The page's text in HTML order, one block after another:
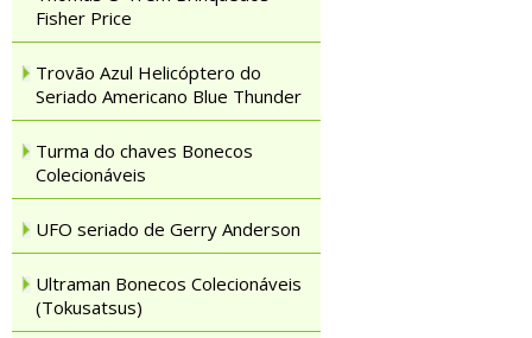
Fisher Price
Trovão Azul Helicóptero do
Seriado Americano Blue Thunder
Turma do chaves Bonecos
Colecionáveis
UFO seriado de Gerry Anderson
Ultraman Bonecos Colecionáveis
(Tokusatsus)